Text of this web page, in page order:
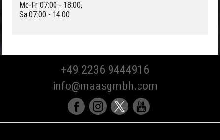
Mo-Fr 07:00 - 18:00,
Sa 07:00 - 14:00
+49 2236 9444916
info@maasgmbh.com